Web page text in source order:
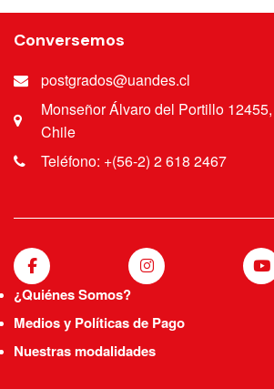
Conversemos
postgrados@uandes.cl
Monseñor Álvaro del Portillo
Chile
Teléfono: +(56-2) 2 618 2467
¿Quiénes Somos?
Medios y Políticas de Pago
Nuestras modalidades